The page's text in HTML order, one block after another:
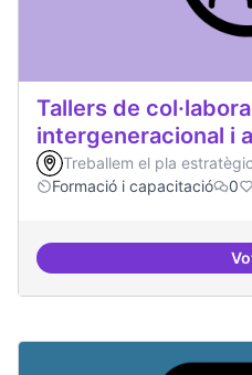
Tallers de
intergeneracional i
Treballem el pla
Formació i capacitació
0